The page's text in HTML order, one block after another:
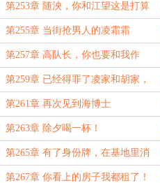
第253章 随泱，你和江望这是打算
办婚礼了？
第255章 当街抢男人的凌霜霜
第257章 高队长，你也要和我作
对？
第259章 已经得罪了凌家和胡家，
难道还要得罪高队长吗？
第261章 再次见到海博士
第263章 除夕喝一杯！
第265章 有了身份牌，在基地里消
费可以打八折
第267章 你看上的房子我都租了！